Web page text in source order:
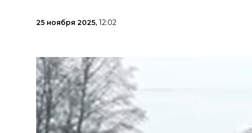
25 ноября 2025, 12:02